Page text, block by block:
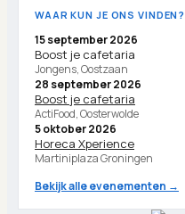
WAAR KUN JE ONS VINDEN?
15 september 2026
Boost je cafetaria
Jongens, Oostzaan
28 september 2026
Boost je cafetaria
ActiFood, Oosterwolde
5 oktober 2026
Horeca Xperience
Martiniplaza Groningen
Bekijk alle evenementen →